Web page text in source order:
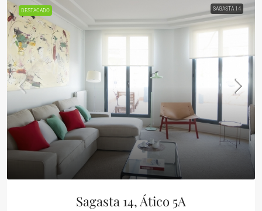
DESTACADO SAGASTA 14
Sagasta 14, Ático 5A